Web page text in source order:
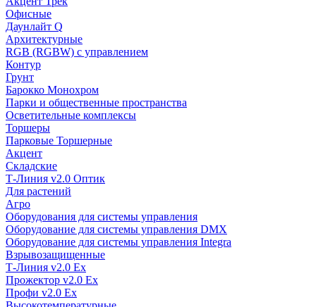
Офисные
Даунлайт Q
Архитектурные
RGB (RGBW) с управлением
Контур
Грунт
Барокко Монохром
Парки и общественные пространства
Осветительные комплексы
Торшеры
Парковые Торшерные
Акцент
Складские
Т-Линия v2.0 Оптик
Для растений
Агро
Оборудования для системы управления
Оборудование для системы управления DMX
Оборудование для системы управления Integra
Взрывозащищенные
Т-Линия v2.0 Ex
Прожектор v2.0 Ex
Профи v2.0 Ex